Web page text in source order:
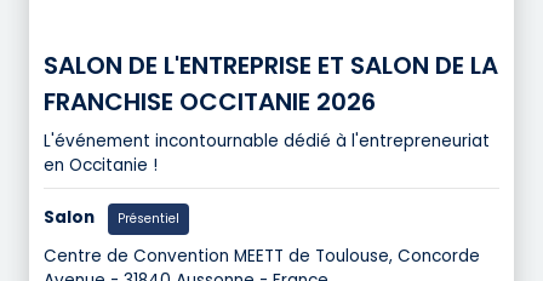
SALON DE L'ENTREPRISE ET SALON DE LA
FRANCHISE OCCITANIE 2026
L'événement incontournable dédié à l'entrepreneuriat
en Occitanie !
Salon Présentiel
Centre de Convention MEETT de Toulouse, Concorde